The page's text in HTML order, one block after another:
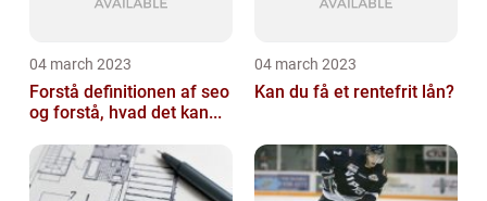
04 march 2023
Forstå definitionen af seo
og forstå, hvad det kan...
04 march 2023
Kan du få et rentefrit lån?